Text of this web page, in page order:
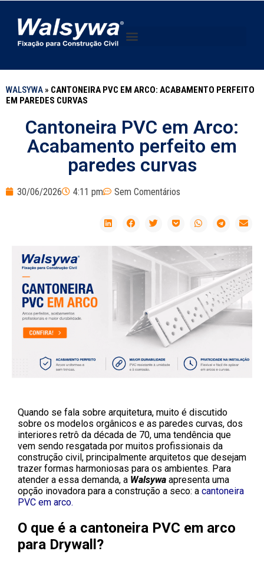
WALSYWA» CANTONEIRA PVC EM ARCO: ACABAMENTO PERFEITO
EM PAREDES CURVAS
Cantoneira PVC em Arco:
Acabamento perfeito em
paredes curvas
30/06/2026 4:11 pm Sem Comentários
Quando se fala sobre arquitetura, muito é discutido
sobre os modelos orgânicos e as paredes curvas, dos
interiores retrô da década de 70, uma tendência que
vem sendo resgatada por muitos profissionais da
construção civil, principalmente arquitetos que desejam
trazer formas harmoniosas para os ambientes. Para
atender a essa demanda, a Walsywa apresenta uma
opção inovadora para a construção a seco: a cantoneira
PVC em arco.
O que é a cantoneira PVC em arco
para Drywall?